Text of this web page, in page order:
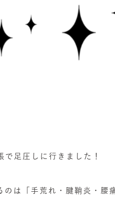
足圧しに行きました！
は「手荒れ・腱鞘炎・腰